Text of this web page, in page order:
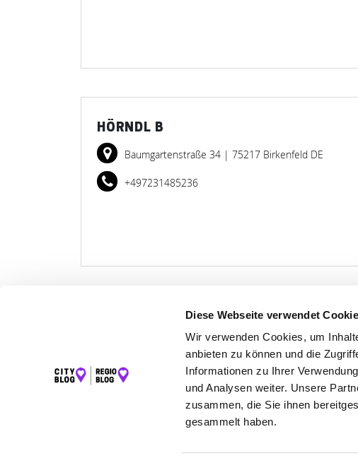
Diese Webseite verwendet
Wir verwenden Cookies, um
anbieten zu können und die
Informationen zu Ihrer
und Analysen weiter. Unsere
zusammen, die Sie ihnen
gesammelt haben.
HÖRNDL B
Baumgartenstraße 34 | 75217 Birkenfeld DE
+497231485236
LET'S
Kontakt
Instagram